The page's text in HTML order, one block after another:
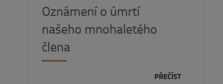
Oznámení o úmrtí
našeho mnohaletého
člena
PŘEČÍST